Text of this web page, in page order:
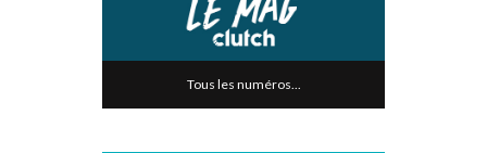
Tous les numéros...